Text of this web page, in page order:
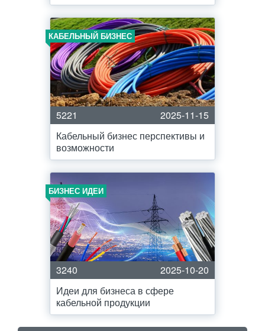
КАБЕЛЬНЫЙ БИЗНЕС
5221
2025-11-15
Кабельный бизнес перспективы и
возможности
БИЗНЕС ИДЕИ
3240
2025-10-20
Идеи для бизнеса в сфере
кабельной продукции